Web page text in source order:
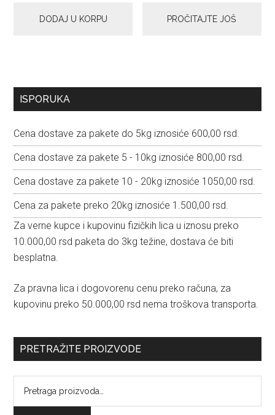
DODAJ U KORPU PROČITAJTE JOŠ
Primary
ISPORUKA
Cena dostave za pakete do 5kg iznosiće 600,00 rsd.
Cena dostave za pakete 5 - 10kg iznosiće 800,00 rsd.
Cena dostave za pakete 10 - 20kg iznosiće 1050,00 rsd.
Cena za pakete preko 20kg iznosiće 1.500,00 rsd.
Za verne kupce i kupovinu fizičkih lica u iznosu preko
10.000,00 rsd paketa do 3kg težine, dostava će biti
besplatna.
Za pravna lica i dogovorenu cenu preko računa, za
kupovinu preko 50.000,00 rsd nema troškova transporta.
PRETRAŽITE PROIZVODE